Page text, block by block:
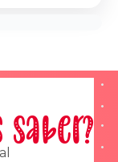
saber?